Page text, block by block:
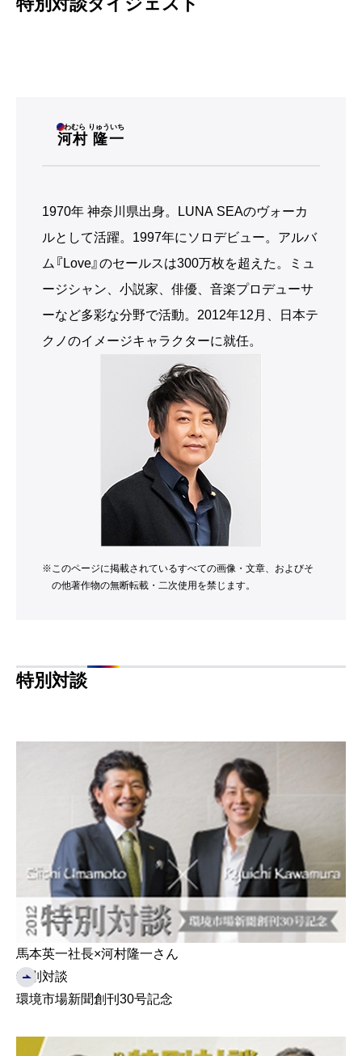
河村 隆一
かわむら りゅういち
1970年 神奈川県出身。LUNA SEAのヴォーカ
ルとして活躍。1997年にソロデビュー。アルバ
ム『Love』のセールスは300万枚を超えた。ミュ
ージシャン、小説家、俳優、音楽プロデューサ
ーなど多彩な分野で活動。2012年12月、日本テ
クノのイメージキャラクターに就任。
※このページに掲載されているすべての画像・文章、およびそ
の他著作物の無断転載・二次使用を禁じます。
特別対談
馬本英一社長×河村隆一さん
特別対談
環境市場新聞創刊30号記念